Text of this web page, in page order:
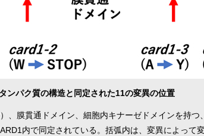
ンパク質の構造と同定された11の変異の位置
、膜貫通ドメイン、細胞内キナーゼドメインを持つ
内で同定されている。括弧内は、変異によって